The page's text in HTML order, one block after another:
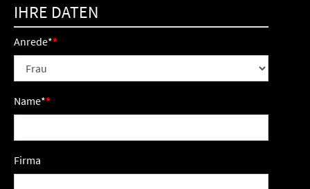
IHRE DATEN
Anrede*
Name*
Firma